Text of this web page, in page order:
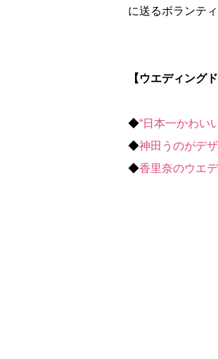
に送るボランテ
【ウエディング
◆“日本一かわい
◆神田うのがデ
◆香里奈のウエ